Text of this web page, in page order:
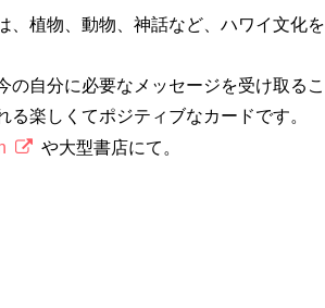
、植物、動物、神話など、ハワイ文化
の自分に必要なメッセージを受け取る
る楽しくてポジティブなカードです。
や大型書店にて。